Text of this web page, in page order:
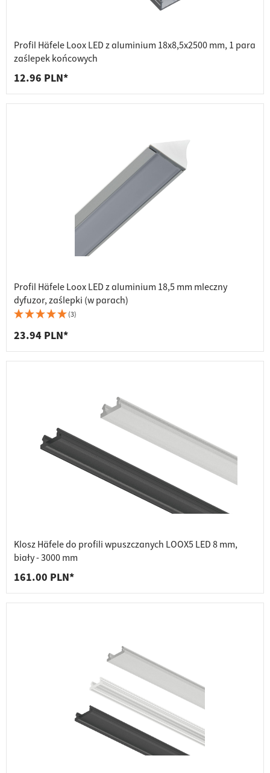
Profil Häfele Loox LED z aluminium 18x8,5x2500 mm, 1 para
zaślepek końcowych
12.96 PLN*
Profil Häfele Loox LED z aluminium 18,5 mm mleczny
dyfuzor, zaślepki (w parach)
(3)
23.94 PLN*
Klosz Häfele do profili wpuszczanych LOOX5 LED 8 mm,
biały - 3000 mm
161.00 PLN*